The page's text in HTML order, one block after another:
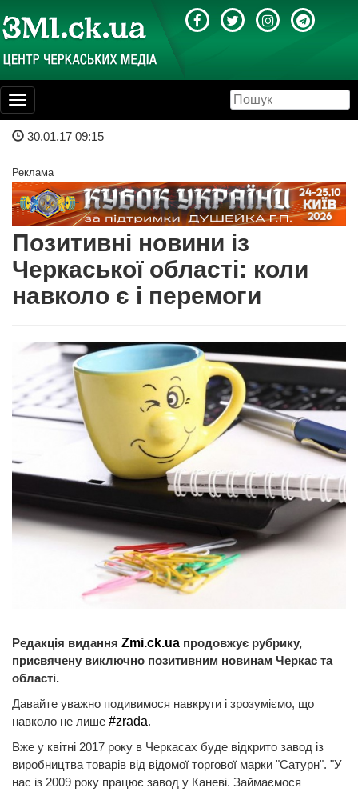
Toggle
navigation
30.01.17 09:15
Реклама
Позитивні новини із
Черкаської області: коли
навколо є і перемоги
Редакція видання Zmi.ck.ua продовжує рубрику,
присвячену виключно позитивним новинам Черкас та
області.
Давайте уважно подивимося навкруги і зрозуміємо, що
навколо не лише #zrada.
Вже у квітні 2017 року в Черкасах буде відкрито завод із
виробництва товарів від відомої торгової марки "Сатурн". "У
нас із 2009 року працює завод у Каневі. Займаємося